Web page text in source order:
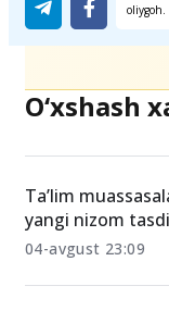
Ulashing
O‘xshash
yangi nizom